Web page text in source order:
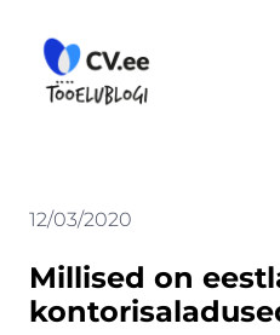
content
12/03/2020
Millised on